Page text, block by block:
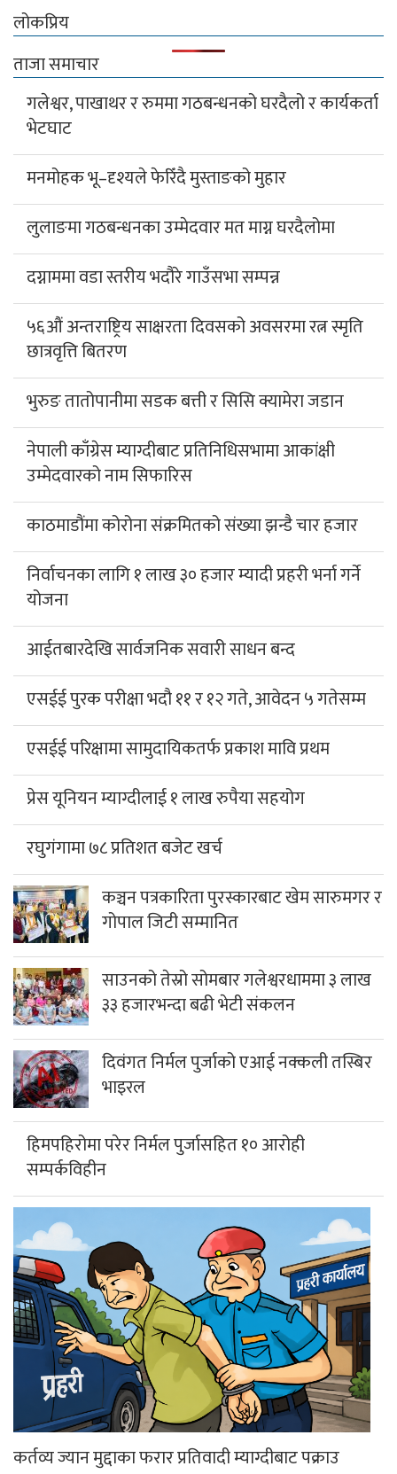
लोकप्रिय
ताजा समाचार
गलेश्वर, पाखाथर र रुममा गठबन्धनको घरदैलो र कार्यकर्ता
भेटघाट
मनमोहक भू–दृश्यले फेरिँदै मुस्ताङको मुहार
लुलाङमा गठबन्धनका उम्मेदवार मत माग्न घरदैलोमा
दग्नाममा वडा स्तरीय भदौरे गाउँसभा सम्पन्न
५६औं अन्तराष्ट्रिय साक्षरता दिवसको अवसरमा रत्न स्मृति
छात्रवृत्ति बितरण
भुरुङ तातोपानीमा सडक बत्ती र सिसि क्यामेरा जडान
नेपाली काँग्रेस म्याग्दीबाट प्रतिनिधिसभामा आकांक्षी
उम्मेदवारको नाम सिफारिस
काठमाडौंमा कोरोना संक्रमितको संख्या झन्डै चार हजार
निर्वाचनका लागि १ लाख ३० हजार म्यादी प्रहरी भर्ना गर्ने
योजना
आईतबारदेखि सार्वजनिक सवारी साधन बन्द
एसईई पुरक परीक्षा भदौ ११ र १२ गते, आवेदन ५ गतेसम्म
एसईई परिक्षामा सामुदायिकतर्फ प्रकाश मावि प्रथम
प्रेस यूनियन म्याग्दीलाई १ लाख रुपैया सहयोग
रघुगंगामा ७८ प्रतिशत बजेट खर्च
कञ्चन पत्रकारिता पुरस्कारबाट खेम सारुमगर र
गोपाल जिटी सम्मानित
साउनको तेस्रो सोमबार गलेश्वरधाममा ३ लाख
३३ हजारभन्दा बढी भेटी संकलन
दिवंगत निर्मल पुर्जाको एआई नक्कली तस्बिर
भाइरल
हिमपहिरोमा परेर निर्मल पुर्जासहित १० आरोही
सम्पर्कविहीन
कर्तव्य ज्यान मुद्दाका फरार प्रतिवादी म्याग्दीबाट पक्राउ